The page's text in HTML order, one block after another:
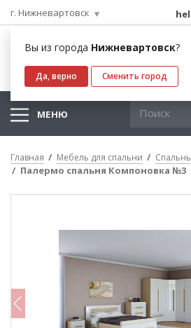
г. Нижневартовск
Вы из города Нижневартовск?
Да, верно Сменить город
МЕНЮ
Главная Мебель для спальни
Палермо спальня Компоновка №3